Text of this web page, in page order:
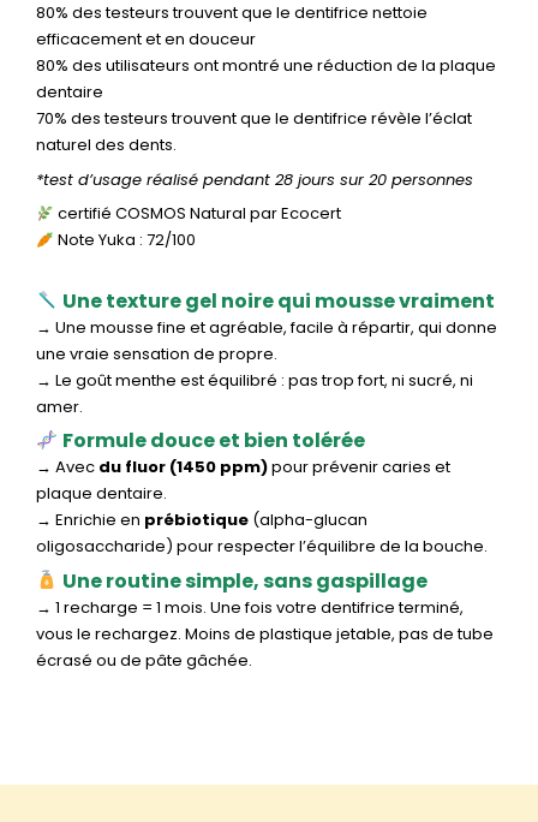
80% des testeurs trouvent que le dentifrice nettoie
efficacement et en douceur
80% des utilisateurs ont montré une réduction de la plaque
dentaire
70% des testeurs trouvent que le dentifrice révèle l’éclat
naturel des dents.
*test d’usage réalisé pendant 28 jours sur 20 personnes
certifié COSMOS Natural par Ecocert
Note Yuka : 72/100
Une texture gel noire qui mousse vraiment
→ Une mousse fine et agréable, facile à répartir, qui donne
une vraie sensation de propre.
→ Le goût menthe est équilibré : pas trop fort, ni sucré, ni
amer.
Formule douce et bien tolérée
→ Avec du fluor (1450 ppm)pour prévenir caries et
plaque dentaire.
→ Enrichie en prébiotique (alpha-glucan
oligosaccharide) pour respecter l’équilibre de la bouche.
Une routine simple, sans gaspillage
→ 1 recharge = 1 mois. Une fois votre dentifrice terminé,
vous le rechargez. Moins de plastique jetable, pas de tube
écrasé ou de pâte gâchée.